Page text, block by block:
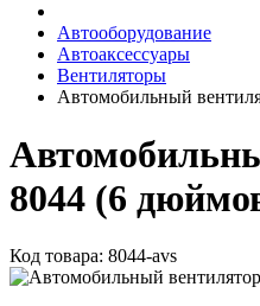
Автооборудование
Автоаксессуары
Вентиляторы
Автомобильный
8044 (6
Код товара: 8044-avs